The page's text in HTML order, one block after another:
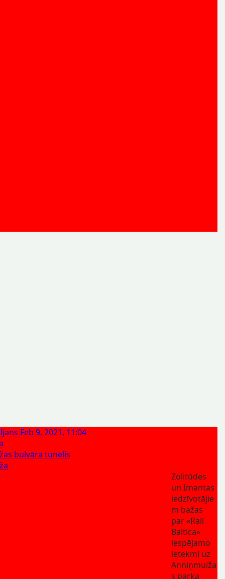
Feb 9, 2021, 11:04
bulvāra tunelis
Zolitūdes
un Imantas
iedzīvotājie
m bažas
par «Rail
Baltica»
iespējamo
ietekmi uz
Anniņmuiža
s parka